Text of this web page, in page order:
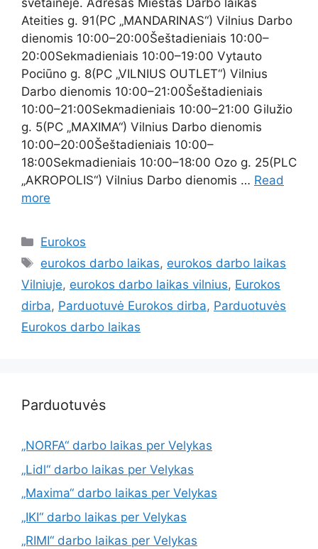
svetainėje. Adresas Miestas Darbo laikas
Ateities g. 91(PC „MANDARINAS“) Vilnius Darbo
dienomis 10:00–20:00Šeštadieniais 10:00–
20:00Sekmadieniais 10:00–19:00 Vytauto
Pociūno g. 8(PC „VILNIUS OUTLET“) Vilnius
Darbo dienomis 10:00–21:00Šeštadieniais
10:00–21:00Sekmadieniais 10:00–21:00 Gilužio
g. 5(PC „MAXIMA“) Vilnius Darbo dienomis
10:00–20:00Šeštadieniais 10:00–
18:00Sekmadieniais 10:00–18:00 Ozo g. 25(PLC
„AKROPOLIS“) Vilnius Darbo dienomis … Read
more
Eurokos
eurokos darbo laikas, eurokos darbo laikas
Vilniuje, eurokos darbo laikas vilnius, Eurokos
dirba, Parduotuvė Eurokos dirba, Parduotuvės
Eurokos darbo laikas
Parduotuvės
„NORFA“ darbo laikas per Velykas
„Lidl“ darbo laikas per Velykas
„Maxima“ darbo laikas per Velykas
„IKI“ darbo laikas per Velykas
„RIMI“ darbo laikas per Velykas